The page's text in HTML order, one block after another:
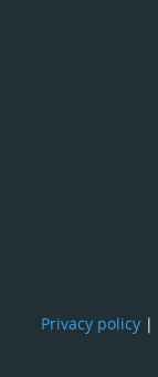
Privacy policy |